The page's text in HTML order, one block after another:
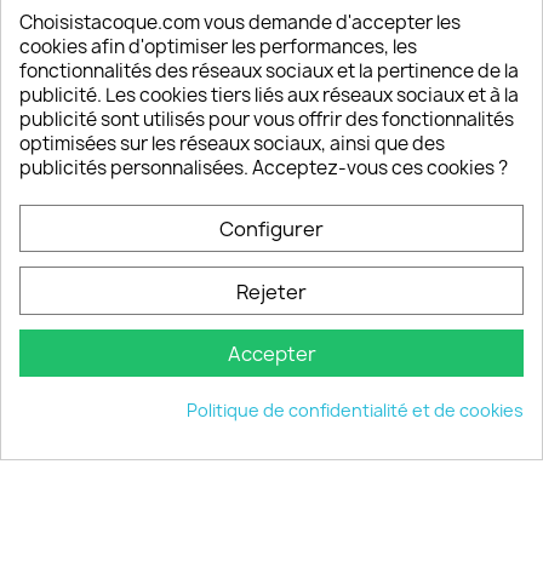
Depuis 2009, entre 92% et 94% de nos clients
sont satisfaits de nos produits
Un SAV à votre écoute
Notre SAV est disponible 6/7J de 10h à 18H
keyboard_arrow_down
© 2026 - choisistacoque.com
Choisistacoque.com vous demande d'accepter les
cookies afin d'optimiser les performances, les
fonctionnalités des réseaux sociaux et la pertinence de la
publicité. Les cookies tiers liés aux réseaux sociaux et à la
publicité sont utilisés pour vous offrir des fonctionnalités
optimisées sur les réseaux sociaux, ainsi que des
publicités personnalisées. Acceptez-vous ces cookies ?
Configurer
Rejeter
Accepter
Politique de confidentialité et de cookies